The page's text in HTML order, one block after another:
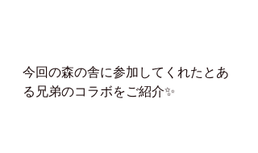
今回の森の舎に参加してくれたとあ
る兄弟のコラボをご紹介✨️